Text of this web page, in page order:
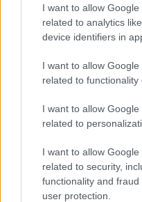
I want to allow
related to analytics
device identifiers in
I want to allow
related to functionality
I want to allow
related to
I want to allow
related to security,
functionality and
user protection.
Condividi l'articolo
F
a
ce
b
o
o
k
T
w
it
te
r
Pi
n
te
re
st
s
NOTIZIE RECENTI